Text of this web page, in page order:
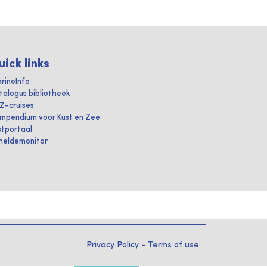
links
bibliotheek
cruises
voor Kust en Zee
Privacy Policy - Terms of use